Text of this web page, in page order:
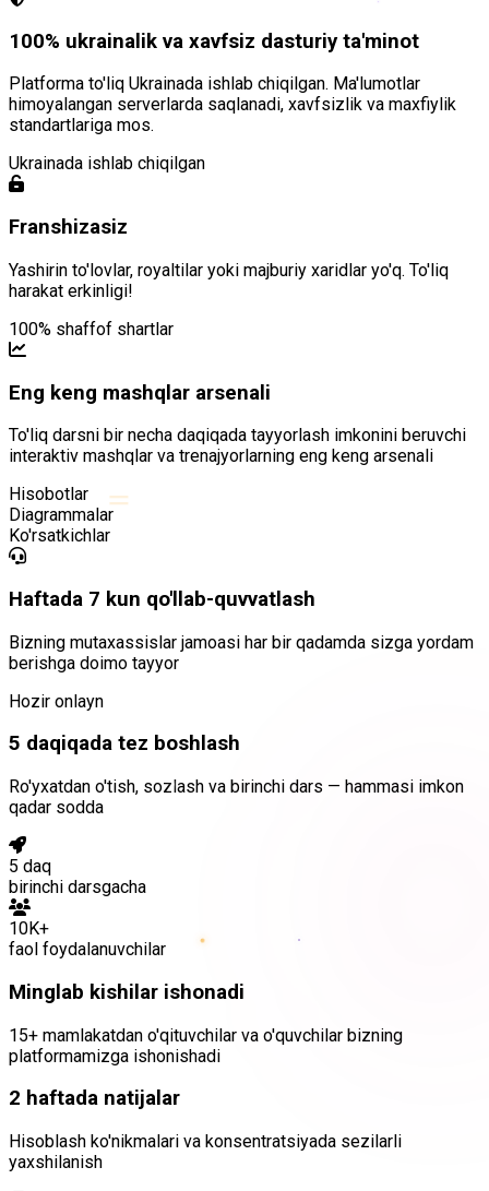
=
100% ukrainalik va xavfsiz dasturiy ta'minot
Platforma to'liq Ukrainada ishlab chiqilgan. Ma'lumotlar
himoyalangan serverlarda saqlanadi, xavfsizlik va maxfiylik
standartlariga mos.
Ukrainada ishlab chiqilgan
Franshizasiz
Yashirin to'lovlar, royaltilar yoki majburiy xaridlar yo'q. To'liq
harakat erkinligi!
100% shaffof shartlar
Eng keng mashqlar arsenali
To'liq darsni bir necha daqiqada tayyorlash imkonini beruvchi
interaktiv mashqlar va trenajyorlarning eng keng arsenali
Hisobotlar
Diagrammalar
Ko'rsatkichlar
Haftada 7 kun qo'llab-quvvatlash
Bizning mutaxassislar jamoasi har bir qadamda sizga yordam
berishga doimo tayyor
Hozir onlayn
5 daqiqada tez boshlash
Ro'yxatdan o'tish, sozlash va birinchi dars — hammasi imkon
qadar sodda
5 daq
birinchi darsgacha
10K+
faol foydalanuvchilar
Minglab kishilar ishonadi
15+ mamlakatdan o'qituvchilar va o'quvchilar bizning
platformamizga ishonishadi
2 haftada natijalar
Hisoblash ko'nikmalari va konsentratsiyada sezilarli
yaxshilanish